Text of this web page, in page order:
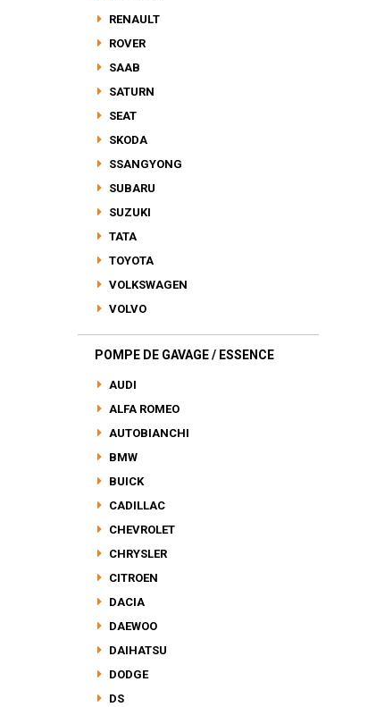
RENAULT
ROVER
SAAB
SATURN
SEAT
SKODA
SSANGYONG
SUBARU
SUZUKI
TATA
TOYOTA
VOLKSWAGEN
VOLVO
POMPE DE GAVAGE / ESSENCE
AUDI
ALFA ROMEO
AUTOBIANCHI
BMW
BUICK
CADILLAC
CHEVROLET
CHRYSLER
CITROEN
DACIA
DAEWOO
DAIHATSU
DODGE
DS